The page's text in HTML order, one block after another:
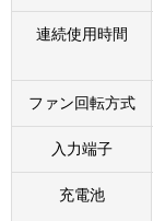
連続使用時間
ファン回転方式
入力端子
充電池